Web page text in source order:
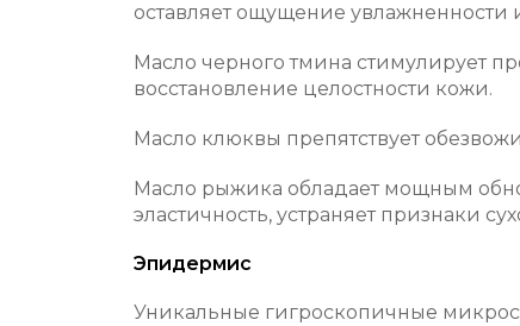
оставляет ощущение увлажненности
Масло черного тмина стимулирует
восстановление целостности кожи.
Масло клюквы препятствует
Масло рыжика обладает мощным
эластичность, устраняет признаки
Эпидермис
Уникальные гигроскопичные